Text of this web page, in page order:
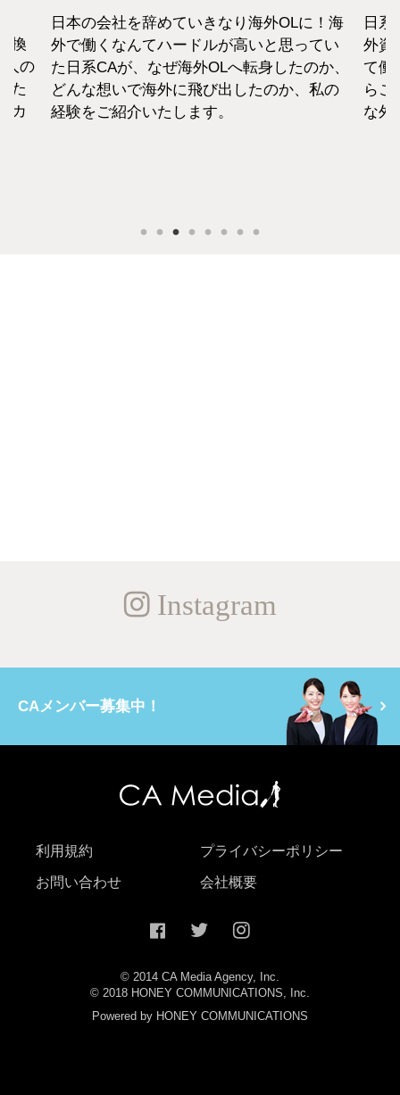
換
人の
た
カ
日本の会社を辞めていきなり海外OLに！海
外で働くなんてハードルが高いと思ってい
た日系CAが、なぜ海外OLへ転身したのか、
どんな想いで海外に飛び出したのか、私の
経験をご紹介いたします。
日
外資
て働
らこ
な外
Instagram
CAメンバー募集中！
利用規約 プライバシーポリシー
お問い合わせ 会社概要
© 2014 CA Media Agency, Inc.
© 2018 HONEY COMMUNICATIONS, Inc.
Powered by HONEY COMMUNICATIONS